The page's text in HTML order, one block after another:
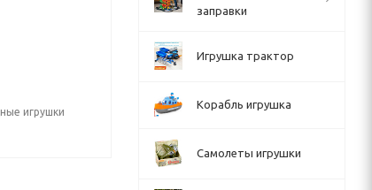
игрушки
заправки
Игрушка трактор
Корабль игрушка
Самолеты игрушки